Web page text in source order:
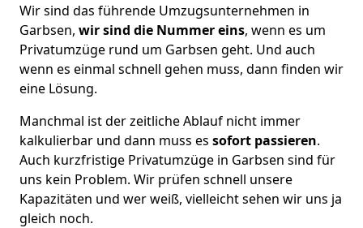
Wir sind das führende Umzugsunternehmen in
Garbsen, wir sind die Nummer eins, wenn es um
Privatumzüge rund um Garbsen geht. Und auch
wenn es einmal schnell gehen muss, dann finden wir
eine Lösung.
Manchmal ist der zeitliche Ablauf nicht immer
kalkulierbar und dann muss es sofort passieren.
Auch kurzfristige Privatumzüge in Garbsen sind für
uns kein Problem. Wir prüfen schnell unsere
Kapazitäten und wer weiß, vielleicht sehen wir uns ja
gleich noch.